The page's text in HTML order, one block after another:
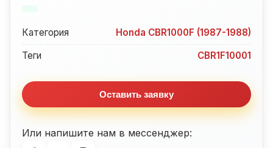
Honda
CBR1000F
1988)
Категория
Honda CBR1000F (1987-1988)
Теги
CBR1F10001
Оставить заявку
Или напишите нам в мессенджер: